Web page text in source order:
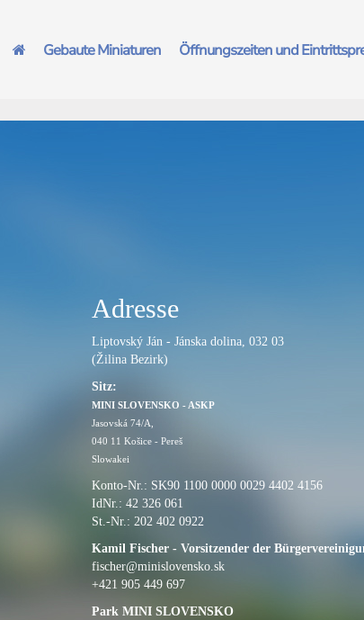
Gebaute Miniaturen Öffnungszeiten und
Adresse
Liptovský Ján - Jánska dolina, 032 03
(Žilina Bezirk)
Sitz:
MINI SLOVENSKO - ASKP
Jasovská 74/A,
040 11 Košice - Pereš
Slowakei
Konto-Nr.: SK90 1100 0000 0029 4402 4156
IdNr.: 42 326 061
St.-Nr.: 202 402 0922
Kamil Fischer - Vorsitzender der
fischer@minislovensko.sk
+421 905 449 697
Park MINI SLOVENSKO